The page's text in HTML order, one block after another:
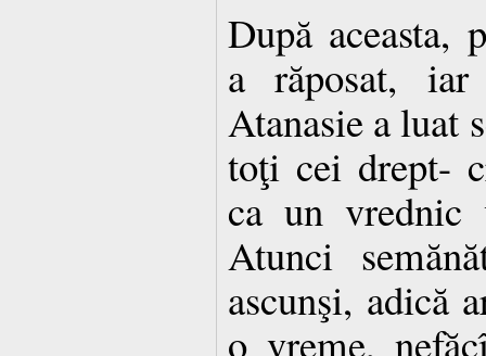
După aceasta,
a răposat,
Atanasie a luat
toţi cei drept-
ca un vrednic
Atunci
ascunşi, adică
o vreme,